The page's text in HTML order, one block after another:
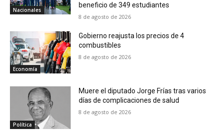
Nacionales
beneficio de 349 estudiantes
8 de agosto de 2026
Economía
Gobierno reajusta los precios de 4
combustibles
8 de agosto de 2026
Política
Muere el diputado Jorge Frías tras varios
días de complicaciones de salud
8 de agosto de 2026